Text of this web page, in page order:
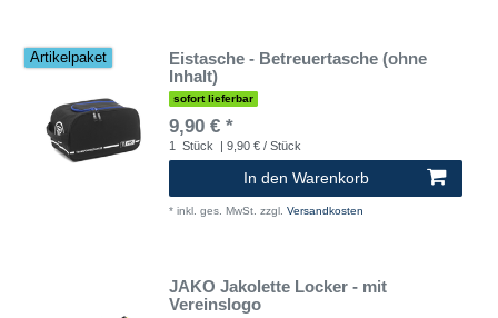
Artikelpaket
Eistasche - Betreuertasche (ohne
Inhalt)
sofort lieferbar
9,90 € *
1 Stück | 9,90 € / Stück
In den Warenkorb
* inkl. ges. MwSt. zzgl. Versandkosten
JAKO Jakolette Locker - mit
Vereinslogo